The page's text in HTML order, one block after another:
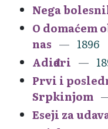
Nega
O domaćem
nas
1896
Adiđari
Prvi i
Srpkinjom
Eseji za